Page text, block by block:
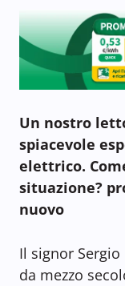
Un nostro
spiacevole
elettrico.
situazione?
nuovo
Il signor
da mezzo